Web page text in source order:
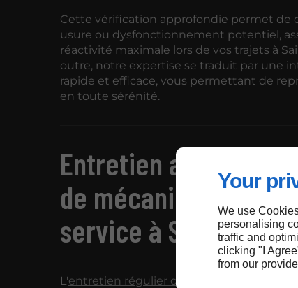
Your
We use
personalising
traffic and
clicking "I
from our
Cette vérification approfondie permet de
usure ou dysfonctionnement potentiel,
réactivité maximale lors de vos trajets à
outre, notre expertise se traduit par une
rapide et efficace, vous permettant de
en toute sérénité.
Entretien auto : une
de mécaniciens à
service à Saint-Leu
L'entretien régulier de votre véhicule